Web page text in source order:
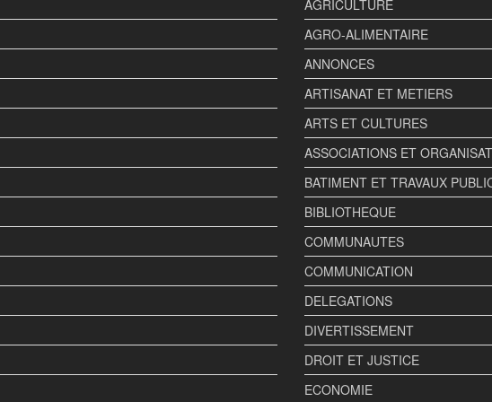
AGRICULTURE
AGRO-ALIMENTAIRE
ANNONCES
ARTISANAT ET METIERS
ARTS ET CULTURES
ASSOCIATIONS ET
BATIMENT ET TRAVAUX
BIBLIOTHEQUE
COMMUNAUTES
COMMUNICATION
DELEGATIONS
DIVERTISSEMENT
DROIT ET JUSTICE
ECONOMIE